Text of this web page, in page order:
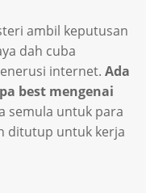
ambil keputusan
dah cuba
internet. Ada
best mengenai
semula untuk para
ditutup untuk kerja